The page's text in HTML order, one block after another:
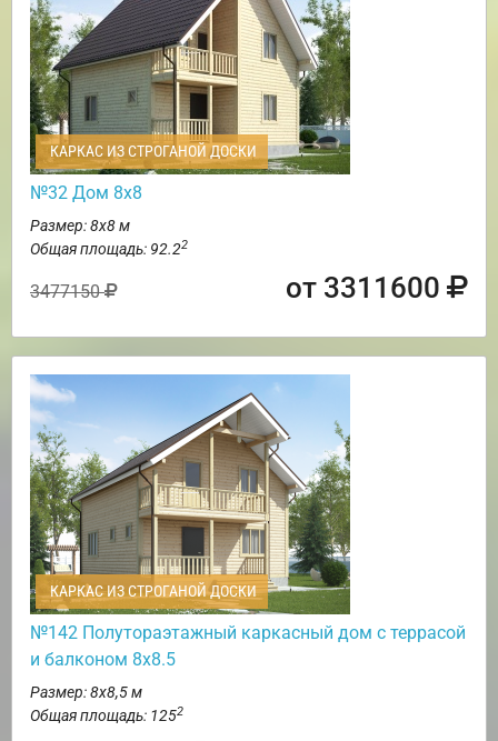
КАРКАС ИЗ СТРОГАНОЙ ДОСКИ
№32 Дом 8х8
Размер: 8х8 м
Общая площадь: 92.22
3477150 от 3311600
КАРКАС ИЗ СТРОГАНОЙ ДОСКИ
№142 Полутораэтажный каркасный дом с террасой
и балконом 8х8.5
Размер: 8х8,5 м
Общая площадь: 1252